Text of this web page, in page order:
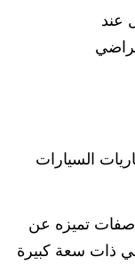
عند
السيارات
تميزه عن
ذات سعة كبيرة